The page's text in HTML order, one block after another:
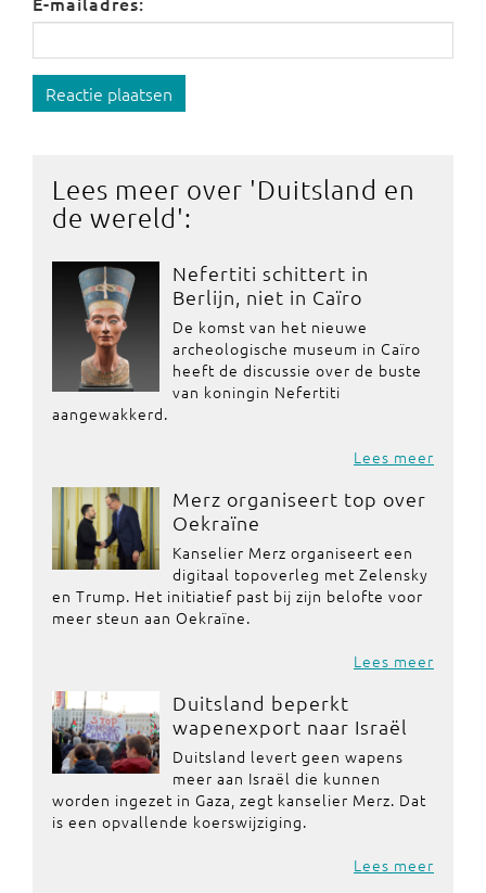
Reactie plaatsen
Lees meer over 'Duitsland en
de wereld':
Nefertiti schittert in
Berlijn, niet in Caïro
De komst van het nieuwe
archeologische museum in Caïro
heeft de discussie over de buste
van koningin Nefertiti
aangewakkerd.
Lees meer
Merz organiseert top over
Oekraïne
Kanselier Merz organiseert een
digitaal topoverleg met Zelensky
en Trump. Het initiatief past bij zijn belofte voor
meer steun aan Oekraïne.
Lees meer
Duitsland beperkt
wapenexport naar Israël
Duitsland levert geen wapens
meer aan Israël die kunnen
worden ingezet in Gaza, zegt kanselier Merz. Dat
is een opvallende koerswijziging.
Lees meer